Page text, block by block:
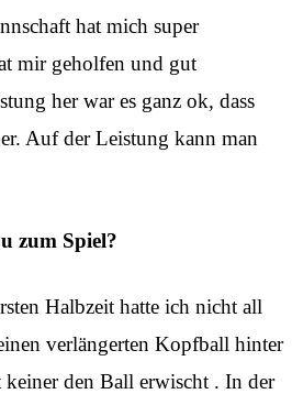
hat mich super
mir geholfen und gut
her war es ganz ok, dass
Auf der Leistung kann man
zum Spiel?
Halbzeit hatte ich nicht all
verlängerten Kopfball hinter
den Ball erwischt . In der